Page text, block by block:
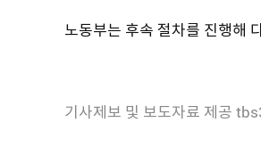
노동부는 후속 절차를 진행해
기사제보 및 보도자료 제공